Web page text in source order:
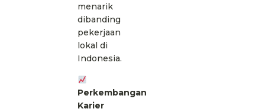
menarik
dibanding
pekerjaan
lokal di
Indonesia.
Perkembangan
Karier